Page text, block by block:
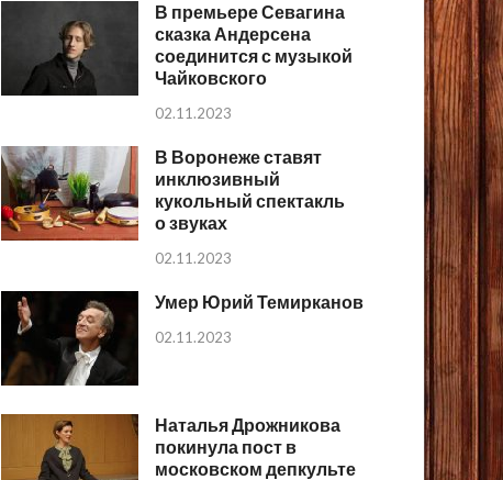
В премьере Севагина
сказка Андерсена
соединится с музыкой
Чайковского
02.11.2023
В Воронеже ставят
инклюзивный
кукольный спектакль
о звуках
02.11.2023
Умер Юрий Темирканов
02.11.2023
Наталья Дрожникова
покинула пост в
московском депкульте